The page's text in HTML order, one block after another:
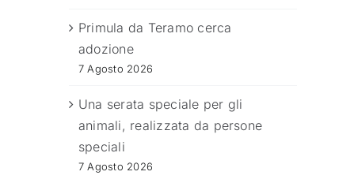
Primula da Teramo cerca
adozione
7 Agosto 2026
Una serata speciale per gli
animali, realizzata da persone
speciali
7 Agosto 2026